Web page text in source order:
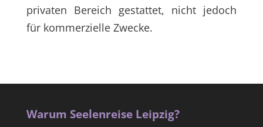
privaten Bereich gestattet, nicht jedoch
für kommerzielle Zwecke.
Warum Seelenreise Leipzig?